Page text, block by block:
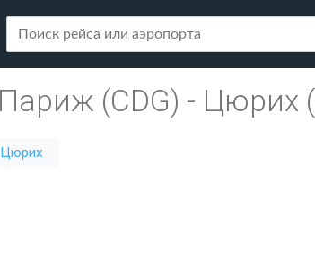
Париж (CDG) - Цюрих